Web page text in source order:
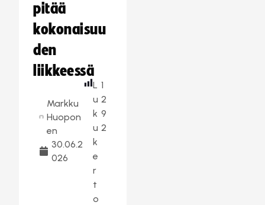
pitää
kokonaisuu
den
liikkeessä
Markku
Huopon
en
30.06.2
026
L
u
k
u
k
e
r
t
o
1
2
9
2